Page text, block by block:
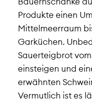
Produkte einen
Mittelmeerraum
Garküchen.
Sauerteigbrot
einsteigen und
erwähnten
Vermutlich ist es